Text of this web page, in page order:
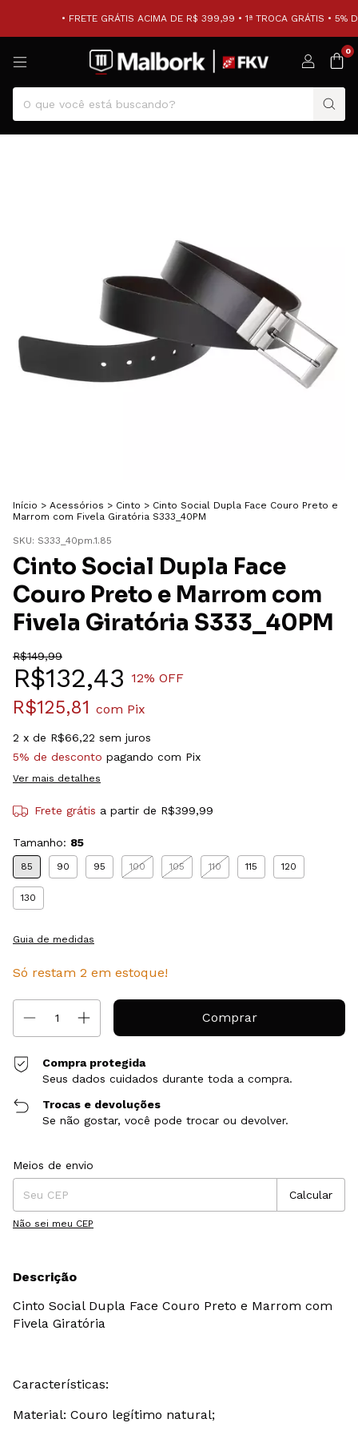
• FRETE GRÁTIS ACIMA DE R$ 399,99 • 1ª TROCA GRÁTIS • 5%
0
Início > Acessórios > Cinto > Cinto Social Dupla Face Couro Preto e
Marrom com Fivela Giratória S333_40PM
SKU: S333_40pm.1.85
Cinto Social Dupla Face
Couro Preto e Marrom com
Fivela Giratória S333_40PM
R$149,99
R$132,43 12% OFF
R$125,81 com Pix
2 x de R$66,22 sem juros
5% de desconto pagando com Pix
Ver mais detalhes
Frete grátis a partir de R$399,99
Tamanho: 85
85 90 95 100 105 110 115 120
130
Guia de medidas
Só restam 2 em estoque!
Compra protegida
Seus dados cuidados durante toda a compra.
Trocas e devoluções
Se não gostar, você pode trocar ou devolver.
Entregas para o CEP:
Meios de envio
Calcular
Não sei meu CEP
Descrição
Cinto Social Dupla Face Couro Preto e Marrom com
Fivela Giratória
Características:
Material: Couro legítimo natural;